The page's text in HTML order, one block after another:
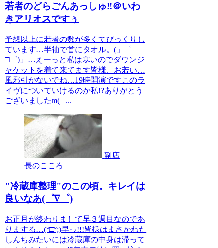
若者のどらごんあっしゅ!!＠いわ
きアリオスですぅ
予想以上に若者の数が多くてびっくりし
ています…半袖で首にタオル。(」゜
□゜)」…えーっと私は寒いのでダウンジ
ャケットを着て来てます皆様、お若い…
風邪引かないでね…19時開演ですこのラ
イヴについていけるのか私!?ありがとう
ございましたm(_ ...
副店
長のこころ
"冷蔵庫整理"のこの頃。キレイは
良いなあ(゜∇゜)
お正月が終わりまして早３週目なのであ
りまする…(°□°;)早っ!!!皆様はまさかわた
しんちみたいには冷蔵庫の中身は滞って